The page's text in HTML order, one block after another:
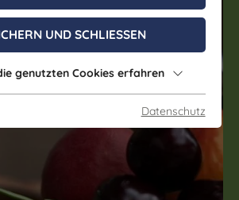
UND SCHLIESSEN
genutzten Cookies erfahren
Datenschutz